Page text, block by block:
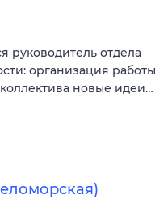
руководитель отдела
организация работы
новые идеи…